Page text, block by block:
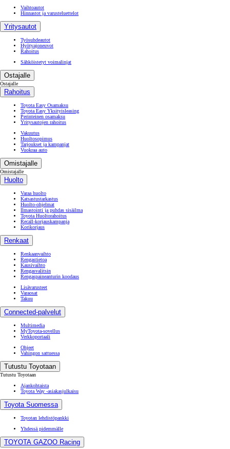
Vaihtoautot
Hinnastot ja varusteluettelot
Yritysautot
Työsuhdeautot
Hyötyajoneuvot
Rahoitus
Sähköistetyt voimalinjat
Ostajalle
Ostajalle
Rahoitus
Toyota Easy Osamaksu
Toyota Easy Yksityisleasing
Perinteinen osamaksu
Yritysautojen rahoitus
Vakuutus
Huoltosopimus
Tarjoukset ja kampanjat
Vuokraa auto
Omistajalle
Omistajalle
Huolto
Varaa huolto
Katsastustarkastus
Huolto-ohjelmat
Ilmastointi ja puhdas sisäilma
Toyota Huoltorahoitus
Recall-korjauskampanja
Korikorjaus
Renkaat
Renkaanvaihto
Rengastietoa
Kausivaihto
Rengasvalitsin
Rengaspaineanturin koodaus
Lisävarusteet
Varaosat
Takuu
Connected-palvelut
Multimedia
MyToyota-sovellus
Verkkoportaali
Ohjeet
Vahingon sattuessa
Tutustu Toyotaan
Tutustu Toyotaan
Ajankohtaista
Toyota Way -asiakasjulkaisu
Toyota Suomessa
Toyotan lehdistöpankki
Yhdessä pidemmälle
TOYOTA GAZOO Racing